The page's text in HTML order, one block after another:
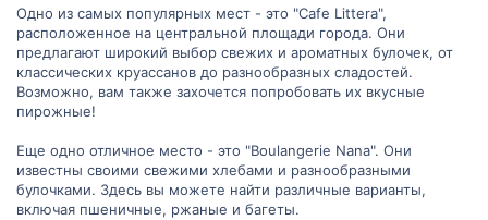
Одно из самых популярных мест - это "Cafe Littera",
расположенное на центральной площади города. Они
предлагают широкий выбор свежих и ароматных булочек, от
классических круассанов до разнообразных сладостей.
Возможно, вам также захочется попробовать их вкусные
пирожные!
Еще одно отличное место - это "Boulangerie Nana". Они
известны своими свежими хлебами и разнообразными
булочками. Здесь вы можете найти различные варианты,
включая пшеничные, ржаные и багеты.